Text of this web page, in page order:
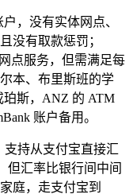
，没有实体网点、
没有取款惩罚；
点服务，但需满足每
本、布里斯班的学
珀斯，ANZ 的 ATM
账户备用。
持从支付宝直接汇
但汇率比银行间中间
庭，走支付宝到